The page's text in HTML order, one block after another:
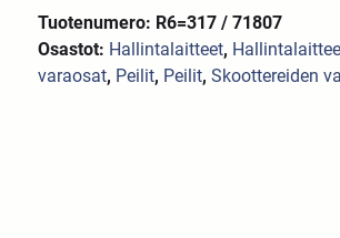
Tuotenumero: R6=317 / 71807
Osastot: Hallintalaitteet,
varaosat, Peilit, Peilit,Skoottereiden